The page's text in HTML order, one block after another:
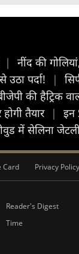
|
नींद की
पर्दा! |
की हैट्रिक
तैयार | इन
में सेलिना
Card Privacy Policy
Reader's Digest
Time